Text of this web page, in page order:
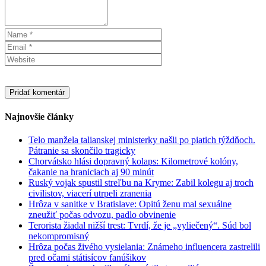
Najnovšie články
Telo manžela talianskej ministerky našli po piatich týždňoch.
Pátranie sa skončilo tragicky
Chorvátsko hlási dopravný kolaps: Kilometrové kolóny,
čakanie na hraniciach aj 90 minút
Ruský vojak spustil streľbu na Kryme: Zabil kolegu aj troch
civilistov, viacerí utrpeli zranenia
Hrôza v sanitke v Bratislave: Opitú ženu mal sexuálne
zneužiť počas odvozu, padlo obvinenie
Terorista žiadal nižší trest: Tvrdí, že je „vyliečený“. Súd bol
nekompromisný
Hrôza počas živého vysielania: Známeho influencera zastrelili
pred očami státisícov fanúšikov